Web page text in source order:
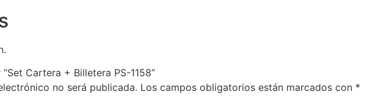
Cartera + Billetera PS-1158”
no será publicada. Los campos obligatorios están marcados con *